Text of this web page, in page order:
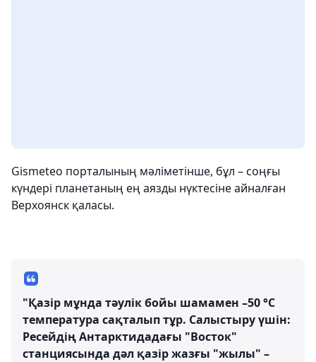
Gismeteo порталының мәліметінше, бұл – соңғы
күндері планетаның ең аязды нүктесіне айналған
Верхоянск қаласы.
"Қазір мұнда тәулік бойы шамамен –50 °C
температура сақталып тұр. Салыстыру үшін:
Ресейдің Антарктидадағы "Восток"
станциясында дәл қазір жазғы "жылы" –